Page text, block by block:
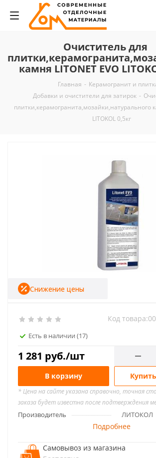
Очиститель для
камня LITONET EVO
Главная - Керамогранит и
Добавки и очистители для затирок -
плитки,керамогранита,мозайки,натурального
LITOKOL 0,5кг
Есть в наличии (17)
Код товара:
1 281 руб./шт
Снижение цены
В корзину
* Цена на сайте указана справочно, точная
заказа будет известна после подтверждения
Производитель ЛИТОКОЛ
Подробнее
Самовывоз из магазина